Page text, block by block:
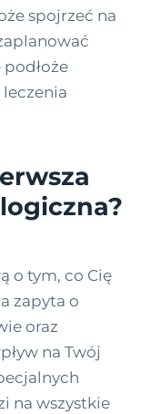
spojrzeć na
o tym, co Cię
zapyta o
oraz
na Twój
na wszystkie